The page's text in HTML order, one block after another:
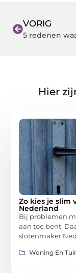
VORIG
Hier
Zo kies je slim
Nederland
Bij problemen
aan toe bent.
slotenmaker
Woning En